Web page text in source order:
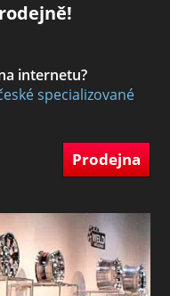
internetu?
specializované
Prodejna